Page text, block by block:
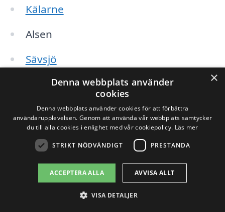
Kälarne
Alsen
Sävsjö
Bräcke
Lit
Storsjöbygd
Genom att använda vår plattform kan du
enkelt hitta professionella företag som
erbjuder snöröjning i dessa områden. När
×
Denna webbplats använder
cookies
Denna webbplats använder cookies för att förbättra
användarupplevelsen. Genom att använda vår webbplats samtycker
du till alla cookies i enlighet med vår cookiepolicy. Läs mer
STRIKT NÖDVÄNDIGT PRESTANDA
ACCEPTERA ALLA AVVISA ALLT
VISA DETALJER